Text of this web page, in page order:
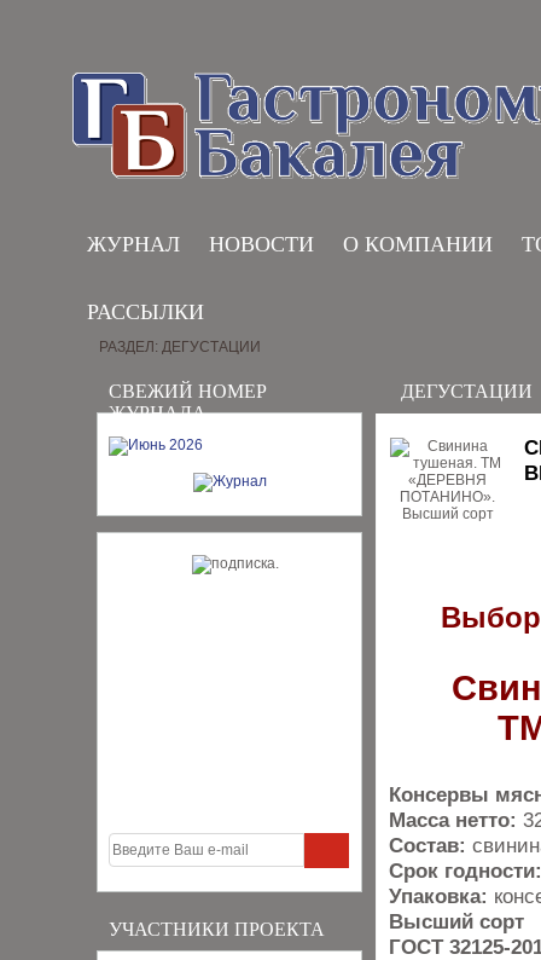
ЖУРНАЛ НОВОСТИ О КОМПАНИИ
РАССЫЛКИ
СВЕЖИЙ НОМЕР
ЖУРНАЛА
УЧАСТНИКИ ПРОЕКТА
РАЗДЕЛ: ДЕГУСТАЦИИ
ДЕГУСТАЦИИ
Выбор
Консервы
Масса нетто:
Состав:
Срок
Упаковка:
Высший сорт
ГОСТ 32125-